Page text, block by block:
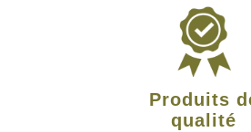
Produits
qualité